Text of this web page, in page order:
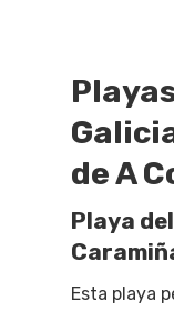
de A
Playa
Esta playa